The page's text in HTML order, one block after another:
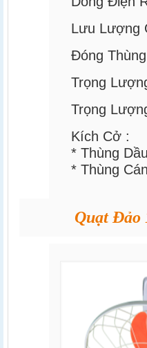
Lưu Lượng
Đóng
Trọng
Trọng
Kích Cở :
* Thùng
* Thùng
Quạt Đảo